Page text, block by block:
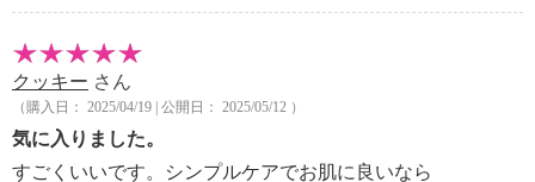
クッキー さん
（購入日： 2025/04/19 | 公開日： 2025/05/12 ）
気に入りました。
すごくいいです。シンプルケアでお肌に良いなら